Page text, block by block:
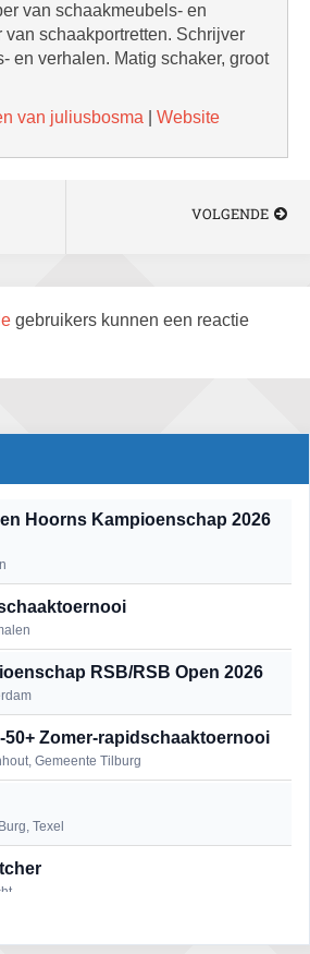
van schaakmeubels- en
van schaakportretten. Schrijver
en verhalen. Matig schaker, groot
van juliusbosma
Website
VOLGENDE
gebruikers kunnen een reactie
Hoorns Kampioenschap 2026
RSB/RSB Open 2026
50+ Zomer-rapidschaaktoernooi
Gemeente Tilburg
Texel